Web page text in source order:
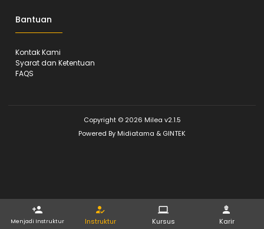
Menjadi Instruktur Instruktur Kursus Karir
Bantuan
Kontak Kami
Syarat dan Ketentuan
FAQS
Copyright © 2026 Milea v2.1.5
Powered By Midiatama & GINTEK